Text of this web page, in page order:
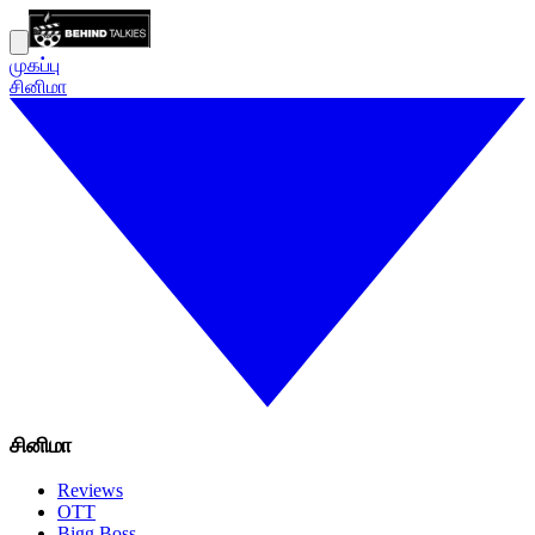
முகப்பு
சினிமா
சினிமா
Reviews
OTT